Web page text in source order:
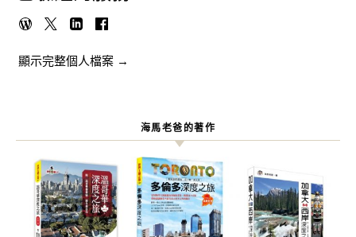
顯示完整個人檔案 →
海馬老爸的著作